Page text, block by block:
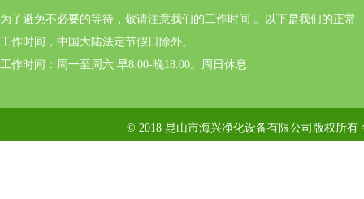
为了避免不必要的等待，敬请注意我们的工作时间 。以下是我们的正常
工作时间，中国大陆法定节假日除外。
工作时间：周一至周六 早8:00-晚18:00。周日休息
© 2018 昆山市海兴净化设备有限公司版权所有